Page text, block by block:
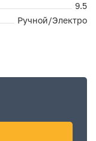
9.5
Ручной/Электро